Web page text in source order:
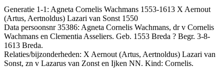
Generatie 1-1: Agneta Cornelis Wachmans 1553-1613 X Aernout
(Artus, Aertnoldus) Lazari van Sonst 1550
Data persoonsnr 35386: Agneta Cornelis Wachmans, dr v Cornelis
Wachmans en Clementia Asseliers. Geb. 1553 Breda ? Begr. 3-8-
1613 Breda.
Relaties/bijzonderheden: X Aernout (Artus, Aertnoldus) Lazari van
Sonst, zn v Lazarus van Zonst en Ijken NN. Kind: Cornelis.